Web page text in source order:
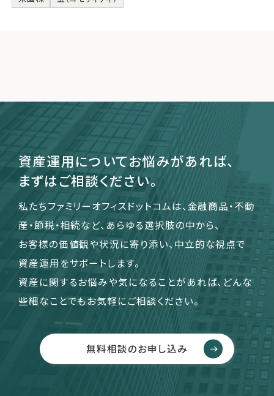
資産運用についてお悩みがあれば、
まずはご相談ください。
私たちファミリーオフィスドットコムは、金融商品・不動
産・節税・相続など、あらゆる選択肢の中から、
お客様の価値観や状況に寄り添い、中立的な視点で
資産運用をサポートします。
資産に関するお悩みや気になることがあれば、どんな
些細なことでもお気軽にご相談ください。
無料相談のお申し込み